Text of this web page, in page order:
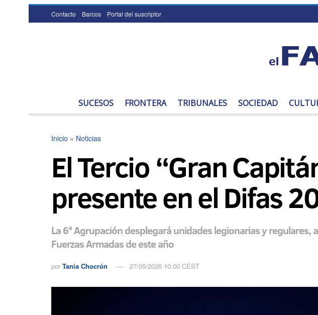
Contacto Barcos Portal del suscriptor
SUCESOS FRONTERA TRIBUNALES SOCIEDAD
Inicio » Noticias
El Tercio “Gran
presente en el Difas
La 6ª Agrupación desplegará unidades legionarias y regulares,
Fuerzas Armadas de este año
por Tania Chocrón 27/05/2026 10:00 CEST